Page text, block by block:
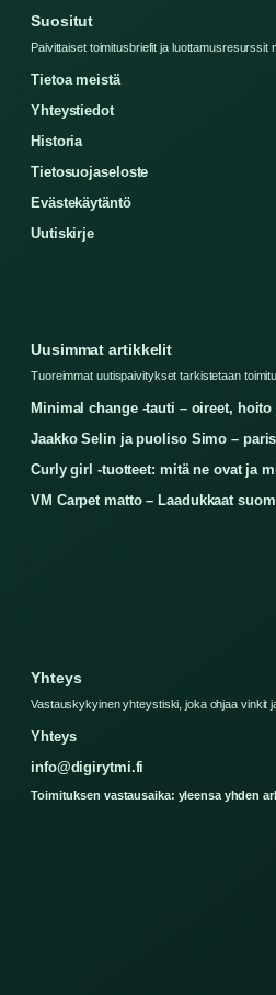
Suositut
Paivittaiset toimitusbriefit ja luottamusresurssit
Tietoa meistä
Yhteystiedot
Historia
Tietosuojaseloste
Evästekäytäntö
Uutiskirje
Uusimmat artikkelit
Tuoreimmat uutispaivitykset tarkistetaan
Minimal change -tauti – oireet,
Jaakko Selin ja puoliso Simo –
Curly girl -tuotteet: mitä ne ovat ja
VM Carpet matto – Laadukkaat
Yhteys
Vastauskykyinen yhteystiski, joka ohjaa vinkit
Yhteys
info@digirytmi.fi
Toimituksen vastausaika: yleensa yhden